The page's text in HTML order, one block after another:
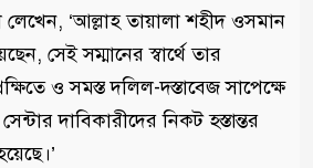
‘আল্লাহ তায়ালা শহীদ ওসমান
সেই সম্মানের স্বার্থে তার
ও সমস্ত দলিল-দস্তাবেজ সাপেক্ষে
দাবিকারীদের নিকট হস্তান্তর